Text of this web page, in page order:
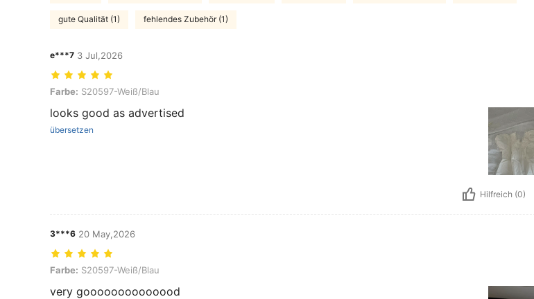
gute Qualität (1) fehlendes Zubehör (1)
e***7 3 Jul,2026
Farbe: S20597-Weiß/Blau
Farbe: S20597-Weiß/Blau
looks good as advertised
übersetzen
Hilfreich (0)
3***6 20 May,2026
Farbe: S20597-Weiß/Blau
Farbe: S20597-Weiß/Blau
very goooooooooooood